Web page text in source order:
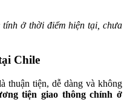
ở thời điểm hiện tại, chưa
Chile
thuận tiện, dễ dàng và không
tiện giao thông chính ở